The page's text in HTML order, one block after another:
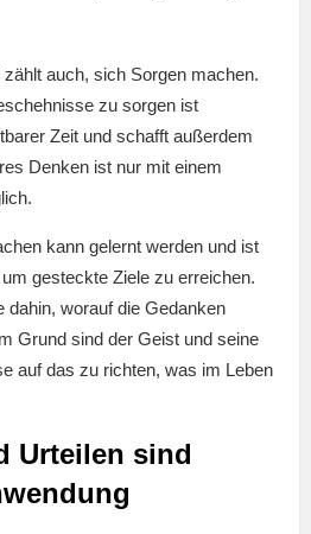
auch, sich Sorgen machen.
zu sorgen ist
Zeit und schafft außerdem
Denken ist nur mit einem
kann gelernt werden und ist
gesteckte Ziele zu erreichen.
dahin, worauf die Gedanken
Grund sind der Geist und seine
auf das zu richten, was im Leben
Urteilen sind